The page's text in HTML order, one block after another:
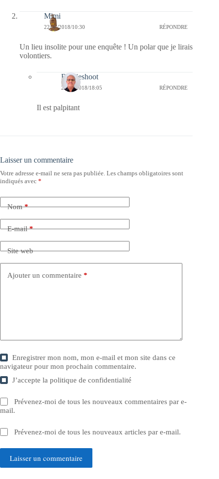
Mimi
22/03/2018/10:30 RÉPONDRE
Un lieu insolite pour une enquête ! Un polar que je lirais
volontiers.
Bernieshoot
22/03/2018/18:05 RÉPONDRE
Il est palpitant
Laisser un commentaire
Votre adresse e-mail ne sera pas publiée. Les champs obligatoires sont
indiqués avec *
Nom*
E-mail*
Site web
Ajouter un commentaire *
Enregistrer mon nom, mon e-mail et mon site dans ce
navigateur pour mon prochain commentaire.
J’accepte lapolitique de confidentialité
Prévenez-moi de tous les nouveaux commentaires par e-
mail.
Prévenez-moi de tous les nouveaux articles par e-mail.
Laisser un commentaire